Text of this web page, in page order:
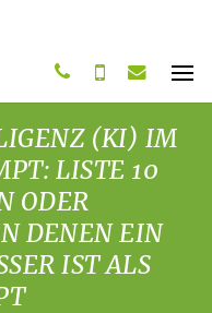
MENÜ
(KI) IM
LISTE 10
ODER
DENEN EIN
IST ALS